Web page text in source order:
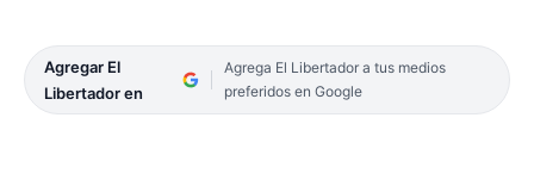
Agregar El
Libertador en
Agrega El Libertador a tus medios
preferidos en Google